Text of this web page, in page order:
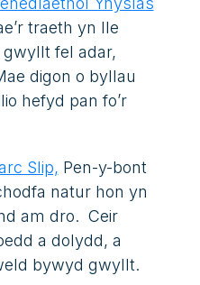
traeth yn lle
fel adar,
digon o byllau
hefyd pan fo’r
Slip, Pen-y-bont
natur hon yn
am dro. Ceir
a dolydd, a
bywyd gwyllt.